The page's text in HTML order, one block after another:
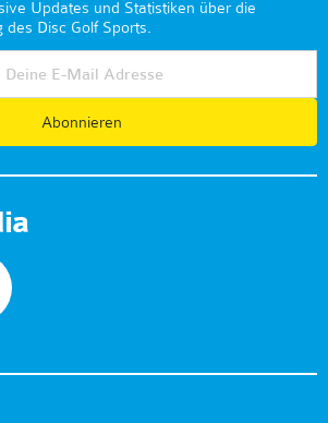
Updates und Statistiken über die
Disc Golf Sports.
Abonnieren